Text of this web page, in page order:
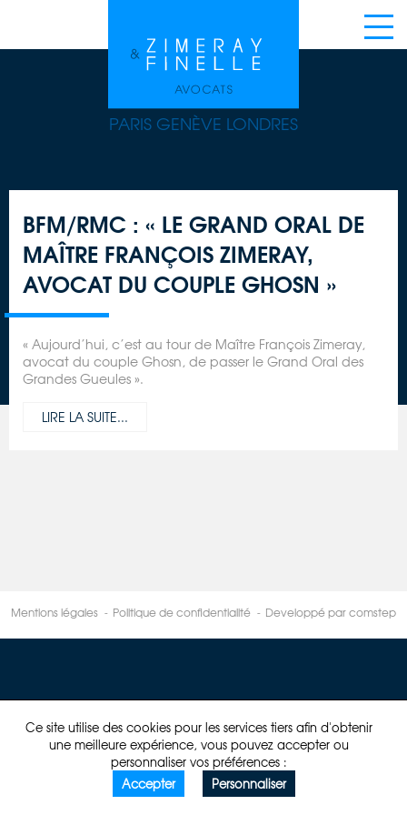
Ce site utilise des cookies pour les services tiers afin d'obtenir
une meilleure expérience, vous pouvez accepter ou
personnaliser vos préférences :
Accepter
Personnaliser
PARIS GENÈVE LONDRES
BFM/RMC : « LE GRAND ORAL DE
MAÎTRE FRANÇOIS ZIMERAY,
AVOCAT DU COUPLE GHOSN »
« Aujourd’hui, c’est au tour de Maître François Zimeray,
avocat du couple Ghosn, de passer le Grand Oral des
Grandes Gueules ».
LIRE LA SUITE...
Mentions légales Politique de confidentialité Developpé par comstep